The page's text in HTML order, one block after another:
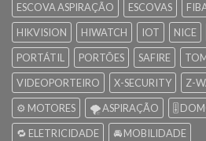
ESCOVA ASPIRAÇÃO
ESCOVAS
HIKVISION
HIWATCH IOT NICE
PORTÁTIL
PORTÕES SAFIRE
VIDEOPORTEIRO
X-SECURITY Z-
⚙️ MOTORES
🌪️ ASPIRAÇÃO 🎚️
🔁 ELETRICIDADE
🚘 MOBILIDADE